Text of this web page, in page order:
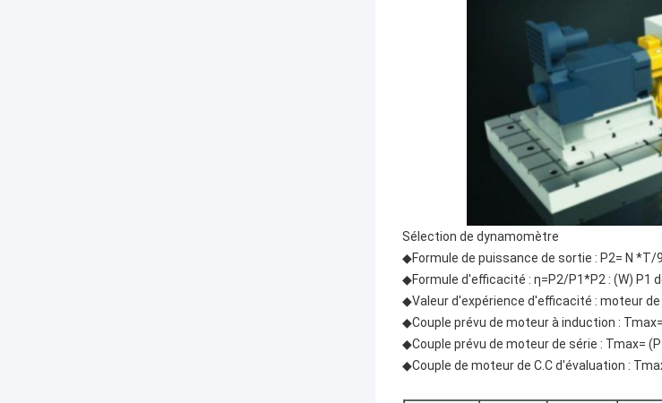
Sélection de dynamomètre
◆Formule de puissance de sortie : P2= N *T/
◆Formule d'efficacité : η=P2/P1*P2 : (W) P1
◆Valeur d'expérience d'efficacité : moteur de
◆Couple prévu de moteur à induction :
◆Couple prévu de moteur de série : Tmax=
◆Couple de moteur de C.C d'évaluation :